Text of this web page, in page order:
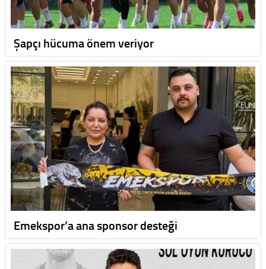
Şapçı hücuma önem veriyor
Emekspor’a ana sponsor desteği